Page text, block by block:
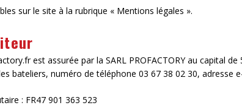
sur le site à la rubrique « Mentions légales ».
est assurée par la SARL PROFACTORY au capital
bateliers, numéro de téléphone 03 67 38 02 30, adresse
: FR47 901 363 523